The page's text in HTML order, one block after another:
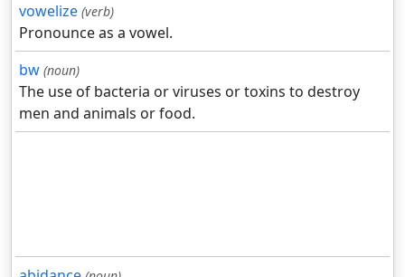
vowelize (verb)
Pronounce as a vowel.
bw (noun)
The use of bacteria or viruses or toxins to destroy
men and animals or food.